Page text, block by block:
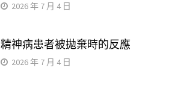
2026 年 7 月 4 日
精神病患者被拋棄時的反應
2026 年 7 月 4 日